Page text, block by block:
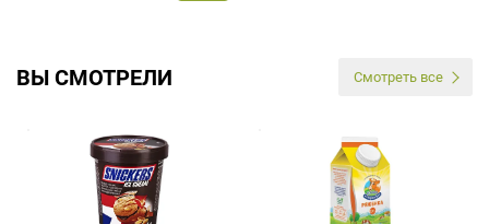
ВЫ СМОТРЕЛИ Смотреть все